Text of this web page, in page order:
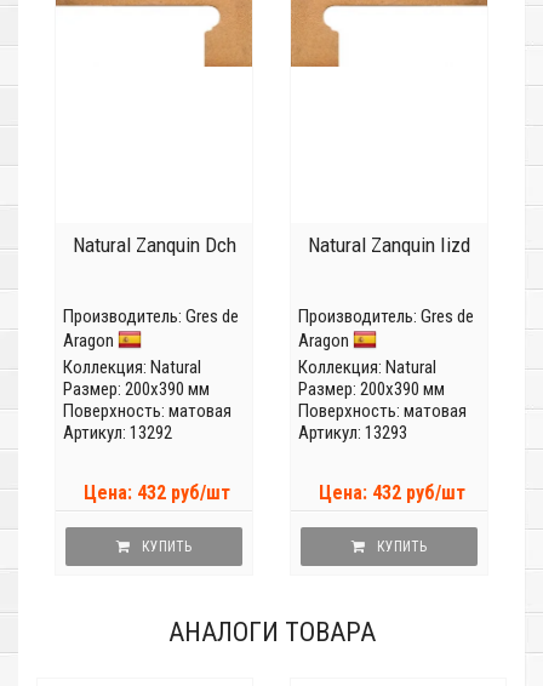
Natural Zanquin Dch
Производитель: Gres de
Aragon
Коллекция: Natural
Размер: 200x390 мм
Поверхность: матовая
Артикул: 13292
Цена: 432 руб/шт
КУПИТЬ
Natural Zanquin Iizd
Производитель: Gres de
Aragon
Коллекция: Natural
Размер: 200x390 мм
Поверхность: матовая
Артикул: 13293
Цена: 432 руб/шт
КУПИТЬ
АНАЛОГИ ТОВАРА